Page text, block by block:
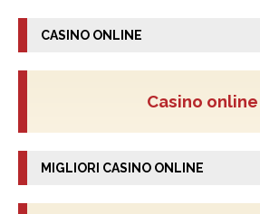
CASINO ONLINE
Casino online
MIGLIORI CASINO ONLINE